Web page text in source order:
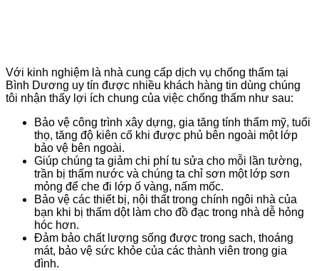
Với kinh nghiệm là nhà cung cấp dịch vụ chống thấm tại
Bình Dương uy tín được nhiều khách hàng tin dùng chúng
tôi nhận thấy lợi ích chung của việc chống thấm như sau:
Bảo vệ công trình xây dựng, gia tăng tính thẩm mỹ, tuổi
thọ, tăng độ kiên cố khi được phủ bên ngoài một lớp
bảo vệ bên ngoài.
Giúp chúng ta giảm chi phí tu sửa cho mỗi lần tường,
trần bị thấm nước và chúng ta chỉ sơn một lớp sơn
mỏng để che đi lớp ố vàng, nấm mốc.
Bảo vệ các thiết bị, nội thất trong chính ngôi nhà của
bạn khi bị thấm dột làm cho đồ đạc trong nhà dễ hỏng
hóc hơn.
Đảm bảo chất lượng sống được trong sach, thoáng
mát, bảo vệ sức khỏe của các thành viên trong gia
đình.